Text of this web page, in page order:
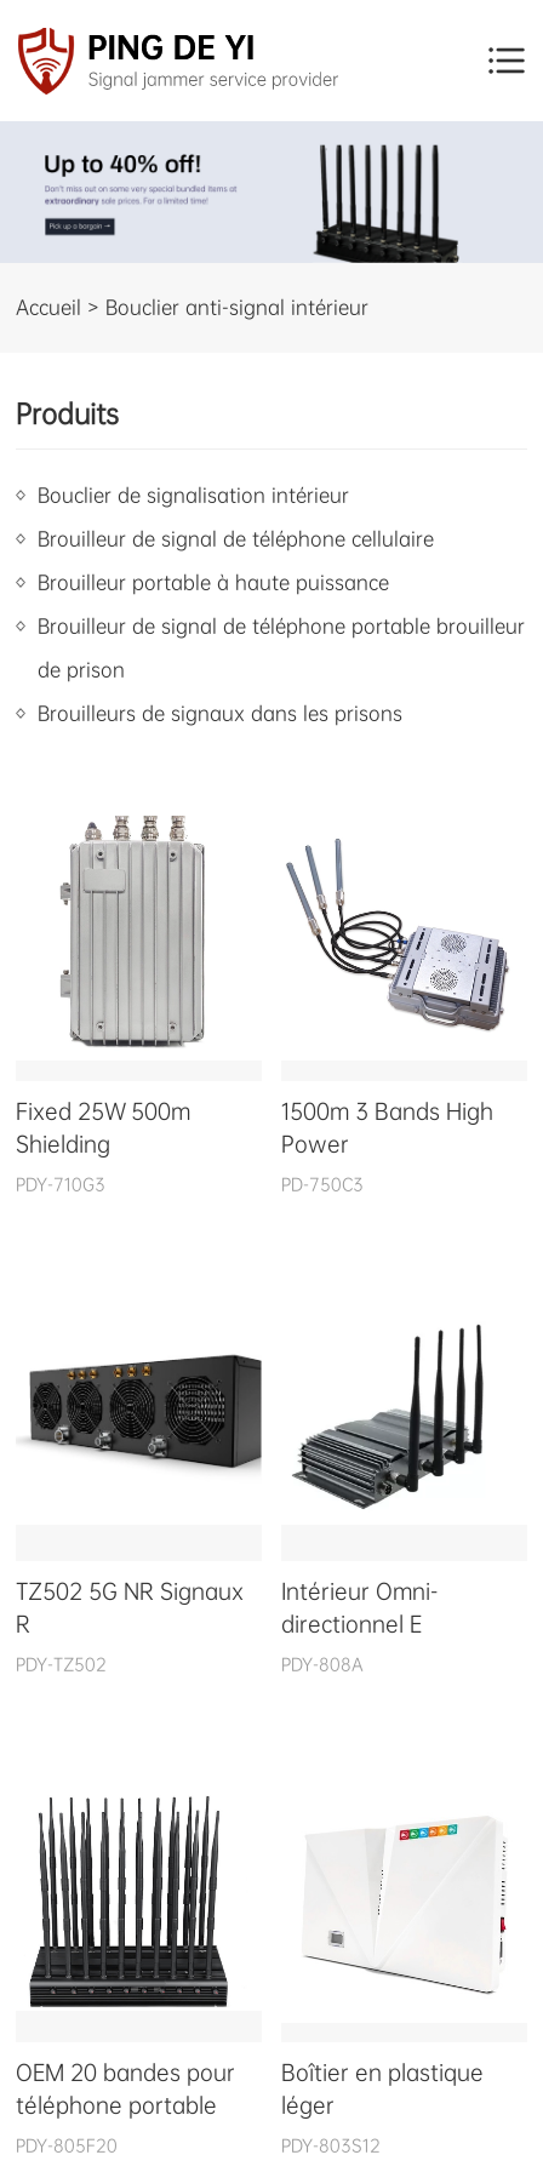
Accueil > Bouclier anti-signal intérieur
Produits
Bouclier de signalisation intérieur
Brouilleur de signal de téléphone cellulaire
Brouilleur portable à haute puissance
Brouilleur de signal de téléphone portable brouilleur
de prison
Brouilleurs de signaux dans les prisons
Fixed 25W 500m
Shielding
PDY-710G3
1500m 3 Bands High
Power
PD-750C3
TZ502 5G NR Signaux
R
PDY-TZ502
Intérieur Omni-
directionnel E
PDY-808A
OEM 20 bandes pour
téléphone portable
PDY-805F20
Boîtier en plastique
léger
PDY-803S12